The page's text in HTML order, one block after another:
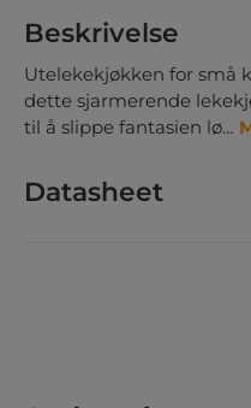
Beskrivelse
Utelekekjøkken for små
dette sjarmerende
til å slippe fantasien lø…
Datasheet